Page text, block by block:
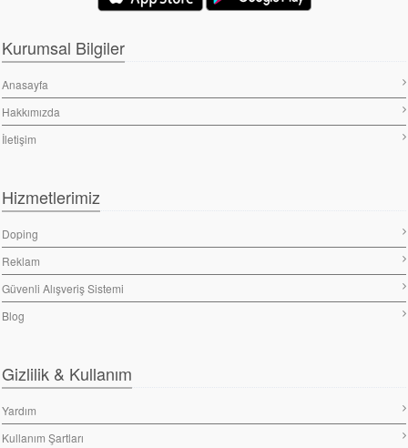
Kurumsal Bilgiler
Anasayfa
Hakkımızda
İletişim
Hizmetlerimiz
Doping
Reklam
Güvenli Alışveriş Sistemi
Blog
Gizlilik & Kullanım
Yardım
Kullanım Şartları